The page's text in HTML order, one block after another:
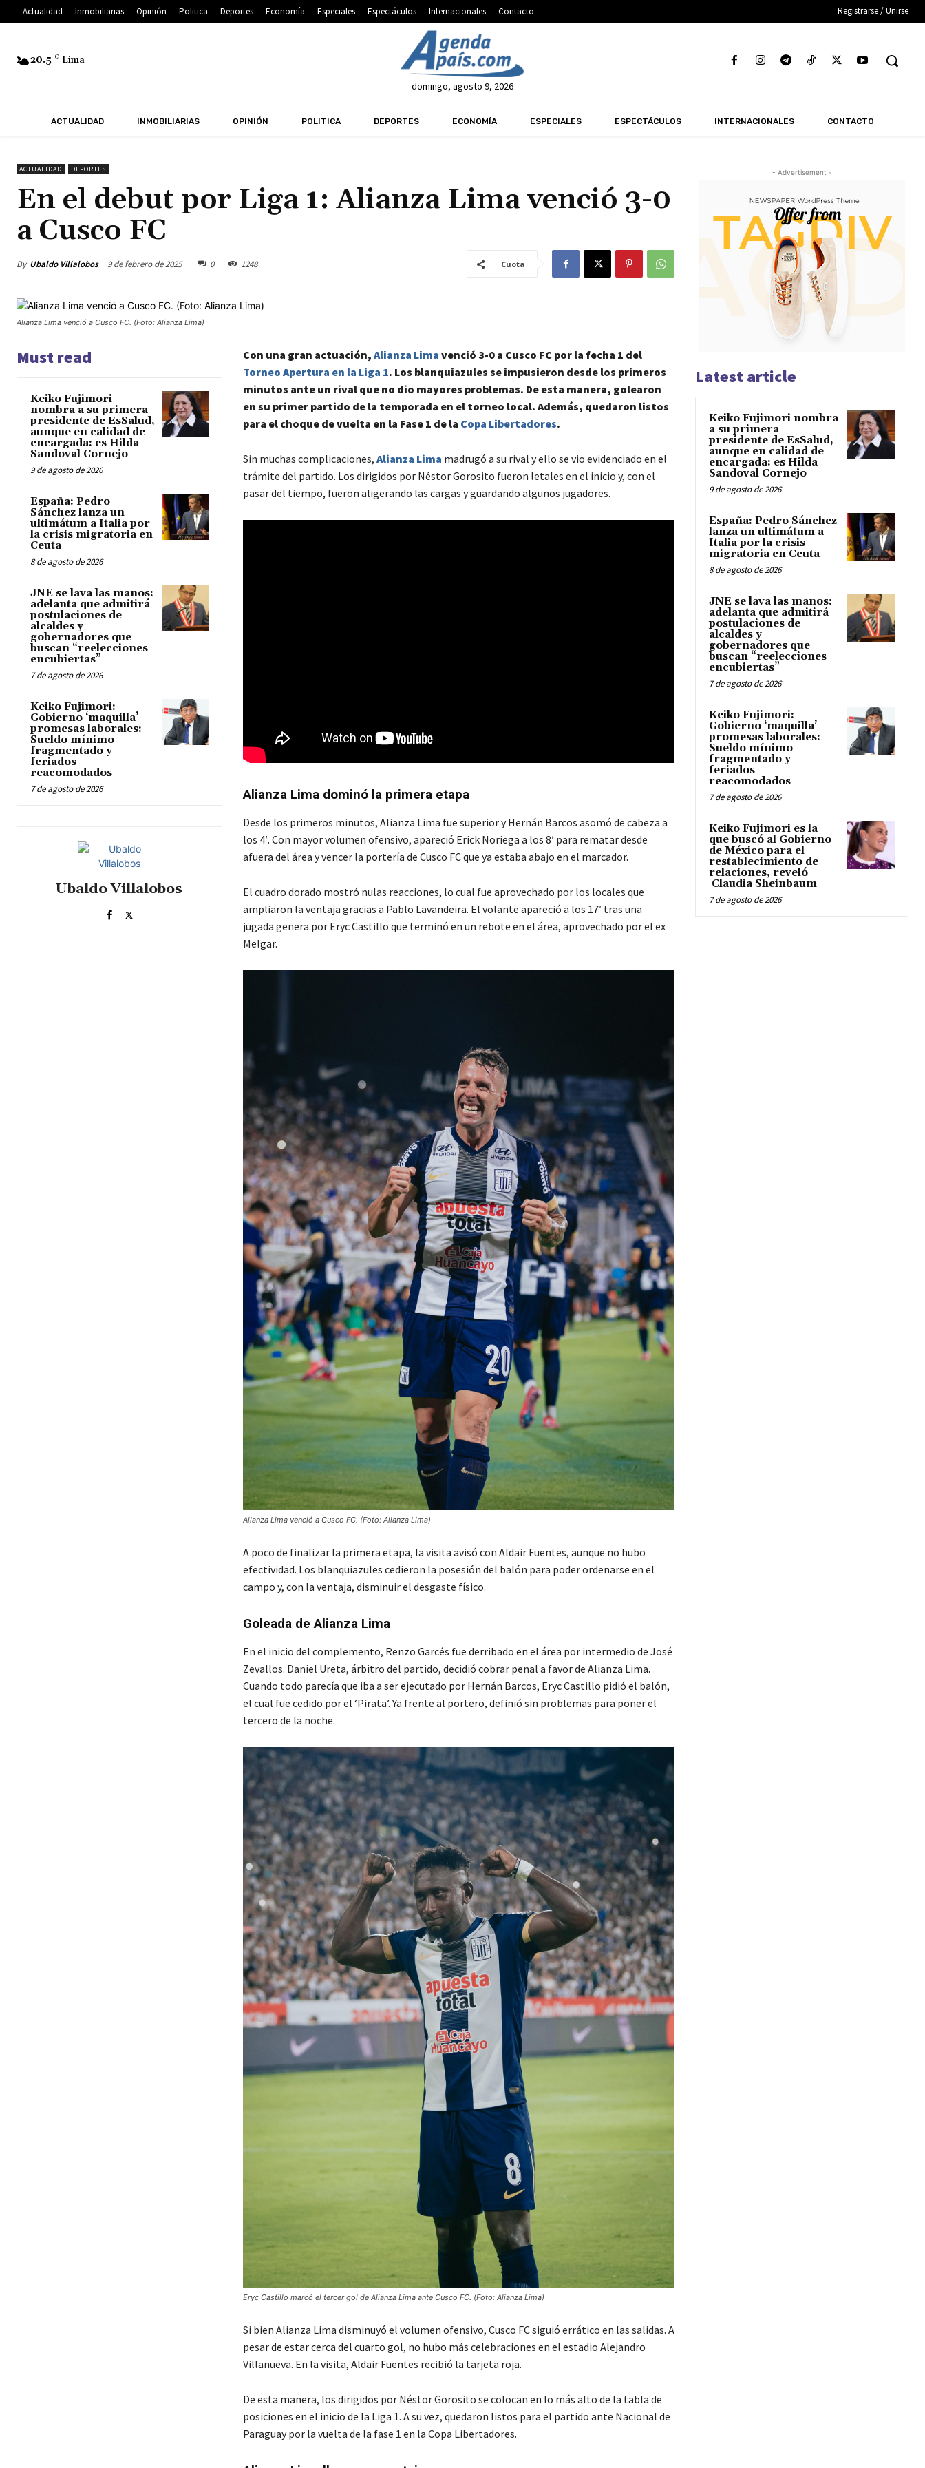
Actualidad Inmobiliarias Opinión Politica Deportes Economía Especiales Espectáculos Internacionales Contacto Registrarse / Unirse
20.5 C Lima
domingo, agosto 9, 2026
ACTUALIDAD INMOBILIARIAS OPINIÓN POLITICA DEPORTES ECONOMÍA ESPECIALES ESPECTÁCULOS INTERNACIONALES CONTACTO
ACTUALIDAD DEPORTES
En el debut por Liga 1: Alianza Lima venció 3-0
a Cusco FC
By Ubaldo Villalobos 9 de febrero de 2025 0 1248 Cuota
Alianza Lima venció a Cusco FC. (Foto: Alianza Lima)
Must read
Keiko Fujimori
nombra a su primera
presidente de EsSalud,
aunque en calidad de
encargada: es Hilda
Sandoval Cornejo
9 de agosto de 2026
España: Pedro
Sánchez lanza un
ultimátum a Italia por
la crisis migratoria en
Ceuta
8 de agosto de 2026
JNE se lava las manos:
adelanta que admitirá
postulaciones de
alcaldes y
gobernadores que
buscan “reelecciones
encubiertas”
7 de agosto de 2026
Keiko Fujimori:
Gobierno ‘maquilla’
promesas laborales:
Sueldo mínimo
fragmentado y
feriados
reacomodados
7 de agosto de 2026
Ubaldo Villalobos
Con una gran actuación, Alianza Lima venció 3-0 a Cusco FC por la fecha 1 del
Torneo Apertura en la Liga 1. Los blanquiazules se impusieron desde los primeros
minutos ante un rival que no dio mayores problemas. De esta manera, golearon
en su primer partido de la temporada en el torneo local. Además, quedaron listos
para el choque de vuelta en la Fase 1 de la Copa Libertadores.
Sin muchas complicaciones, Alianza Lima madrugó a su rival y ello se vio evidenciado en el
trámite del partido. Los dirigidos por Néstor Gorosito fueron letales en el inicio y, con el
pasar del tiempo, fueron aligerando las cargas y guardando algunos jugadores.
Alianza Lima dominó la primera etapa
Desde los primeros minutos, Alianza Lima fue superior y Hernán Barcos asomó de cabeza a
los 4′. Con mayor volumen ofensivo, apareció Erick Noriega a los 8′ para rematar desde
afuera del área y vencer la portería de Cusco FC que ya estaba abajo en el marcador.
El cuadro dorado mostró nulas reacciones, lo cual fue aprovechado por los locales que
ampliaron la ventaja gracias a Pablo Lavandeira. El volante apareció a los 17′ tras una
jugada genera por Eryc Castillo que terminó en un rebote en el área, aprovechado por el ex
Melgar.
Alianza Lima venció a Cusco FC. (Foto: Alianza Lima)
A poco de finalizar la primera etapa, la visita avisó con Aldair Fuentes, aunque no hubo
efectividad. Los blanquiazules cedieron la posesión del balón para poder ordenarse en el
campo y, con la ventaja, disminuir el desgaste físico.
Goleada de Alianza Lima
En el inicio del complemento, Renzo Garcés fue derribado en el área por intermedio de José
Zevallos. Daniel Ureta, árbitro del partido, decidió cobrar penal a favor de Alianza Lima.
Cuando todo parecía que iba a ser ejecutado por Hernán Barcos, Eryc Castillo pidió el balón,
el cual fue cedido por el ‘Pirata’. Ya frente al portero, definió sin problemas para poner el
tercero de la noche.
Eryc Castillo marcó el tercer gol de Alianza Lima ante Cusco FC. (Foto: Alianza Lima)
Si bien Alianza Lima disminuyó el volumen ofensivo, Cusco FC siguió errático en las salidas. A
pesar de estar cerca del cuarto gol, no hubo más celebraciones en el estadio Alejandro
Villanueva. En la visita, Aldair Fuentes recibió la tarjeta roja.
De esta manera, los dirigidos por Néstor Gorosito se colocan en lo más alto de la tabla de
posiciones en el inicio de la Liga 1. A su vez, quedaron listos para el partido ante Nacional de
Paraguay por la vuelta de la fase 1 en la Copa Libertadores.
- Advertisement -
Latest article
Keiko Fujimori nombra
a su primera
presidente de EsSalud,
aunque en calidad de
encargada: es Hilda
Sandoval Cornejo
9 de agosto de 2026
España: Pedro Sánchez
lanza un ultimátum a
Italia por la crisis
migratoria en Ceuta
8 de agosto de 2026
JNE se lava las manos:
adelanta que admitirá
postulaciones de
alcaldes y
gobernadores que
buscan “reelecciones
encubiertas”
7 de agosto de 2026
Keiko Fujimori:
Gobierno ‘maquilla’
promesas laborales:
Sueldo mínimo
fragmentado y
feriados
reacomodados
7 de agosto de 2026
Keiko Fujimori es la
que buscó al Gobierno
de México para el
restablecimiento de
relaciones, reveló
Claudia Sheinbaum
7 de agosto de 2026